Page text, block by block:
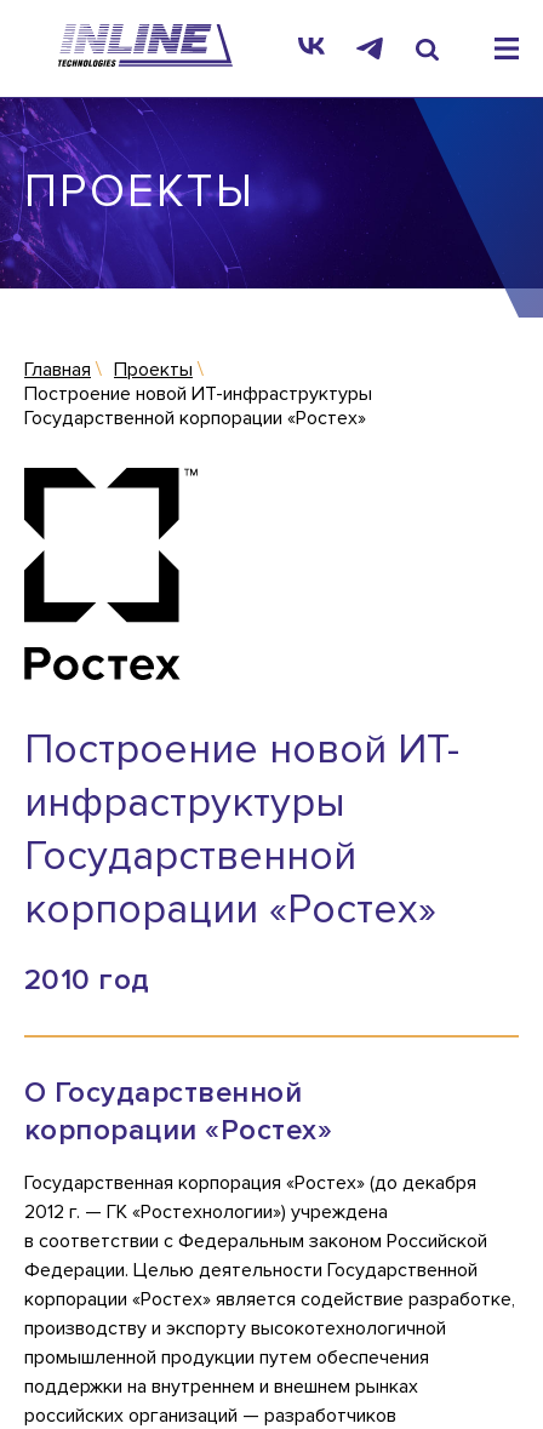
ПРОЕКТЫ
Главная
Проекты
Построение новой ИТ-инфраструктуры
Государственной корпорации «Ростех»
Построение новой ИТ-
инфраструктуры
Государственной
корпорации «Ростех»
2010 год
О Государственной
корпорации «Ростех»
Государственная корпорация «Ростех» (до декабря
2012 г. — ГК «Ростехнологии») учреждена
в соответствии с Федеральным законом Российской
Федерации. Целью деятельности Государственной
корпорации «Ростех» является содействие разработке,
производству и экспорту высокотехнологичной
промышленной продукции путем обеспечения
поддержки на внутреннем и внешнем рынках
российских организаций — разработчиков